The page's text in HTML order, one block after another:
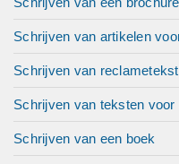
Schrijven van artikelen
Schrijven van
Schrijven van teksten voor
Schrijven van een boek